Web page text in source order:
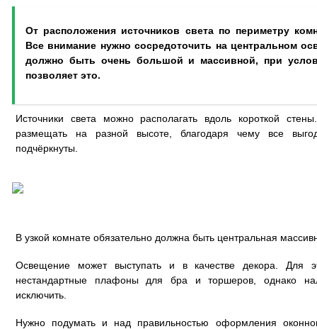
От расположения источников света по периметру
Все внимание нужно сосредоточить на центральном
должно быть очень большой и массивной, при
позволяет это.
Источники света можно располагать вдоль короткой
размещать на разной высоте, благодаря чему все
подчёркнуты.
В узкой комнате обязательно должна быть центральная
Освещение может выступать и в качестве декора. Для
нестандартные плафоны для бра и торшеров, однако
исключить.
Нужно подумать и над правильностью оформления